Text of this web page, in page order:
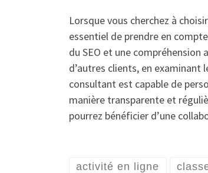
Lorsque vous cherchez à
essentiel de prendre en
du SEO et une
d’autres clients, en
consultant est capable de
manière transparente et
pourrez bénéficier d’une
activité en ligne